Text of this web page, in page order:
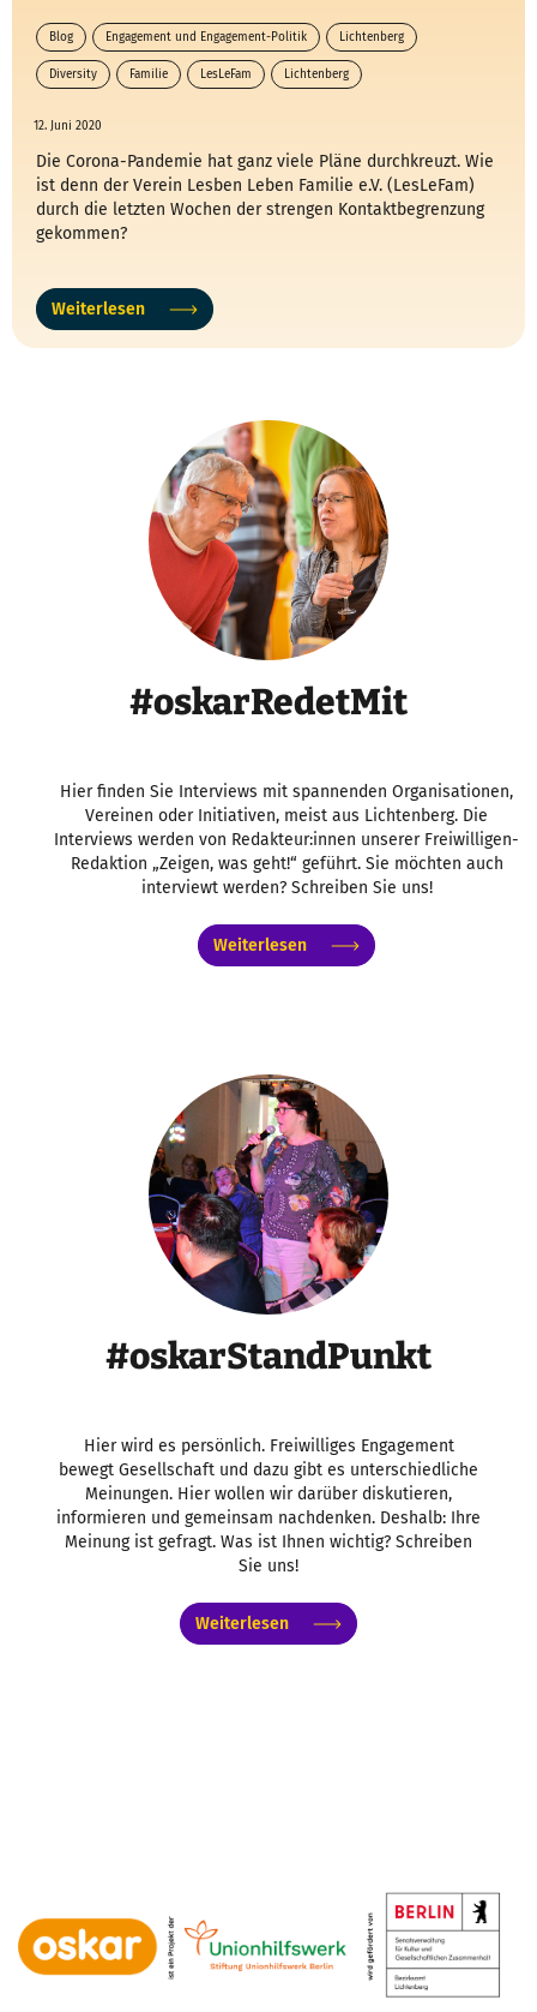
Blog Engagement und Engagement-Politik Lichtenberg
Diversity Familie LesLeFam Lichtenberg
12. Juni 2020
Die Corona-Pandemie hat ganz viele Pläne durchkreuzt. Wie
ist denn der Verein Lesben Leben Familie e.V. (LesLeFam)
durch die letzten Wochen der strengen Kontaktbegrenzung
gekommen?
Weiterlesen
#oskarRedetMit
Hier finden Sie Interviews mit spannenden Organisationen,
Vereinen oder Initiativen, meist aus Lichtenberg. Die
Interviews werden von Redakteur:innen unserer Freiwilligen-
Redaktion „Zeigen, was geht!“ geführt. Sie möchten auch
interviewt werden? Schreiben Sie uns!
Weiterlesen
#oskarStandPunkt
Hier wird es persönlich. Freiwilliges Engagement
bewegt Gesellschaft und dazu gibt es unterschiedliche
Meinungen. Hier wollen wir darüber diskutieren,
informieren und gemeinsam nachdenken. Deshalb: Ihre
Meinung ist gefragt. Was ist Ihnen wichtig? Schreiben
Sie uns!
Weiterlesen